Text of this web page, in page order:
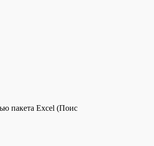
пакета Excel (Поис